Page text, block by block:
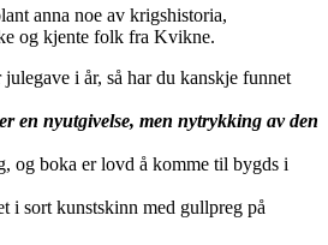
anna noe av krigshistoria,
og kjente folk fra Kvikne.
i år, så har du kanskje funnet
en nyutgivelse, men nytrykking av den
og boka er lovd å komme til bygds i
i sort kunstskinn med gullpreg på